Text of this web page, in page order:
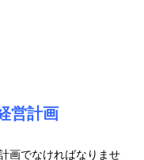
営計画
画でなければなりませ